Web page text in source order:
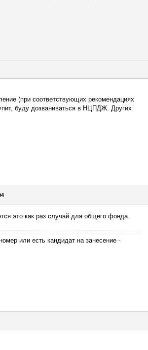
(при соответствующих рекомендациях
буду дозваниваться в НЦПДЖ. Других
это как раз случай для общего фонда.
или есть кандидат на занесение -